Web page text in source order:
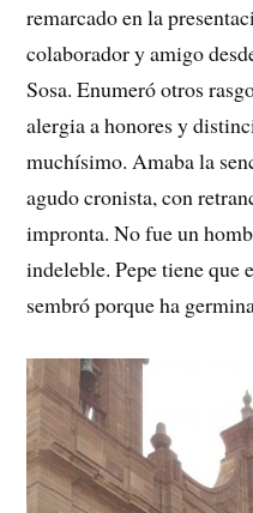
remarcado en la
colaborador y amigo
Sosa. Enumeró otros
alergia a honores y
muchísimo. Amaba la
agudo cronista, con
impronta. No fue un
indeleble. Pepe tiene que
sembró porque ha